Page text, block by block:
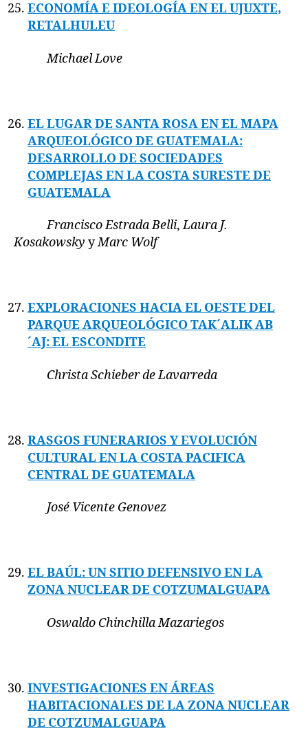
ECONOMÍA E IDEOLOGÍA EN EL UJUXTE,
RETALHULEU
Michael Love
EL LUGAR DE SANTA ROSA EN EL MAPA
ARQUEOLÓGICO DE GUATEMALA:
DESARROLLO DE SOCIEDADES
COMPLEJAS EN LA COSTA SURESTE DE
GUATEMALA
Francisco Estrada Belli,Laura J.
Kosakowsky yMarc Wolf
EXPLORACIONES HACIA EL OESTE DEL
PARQUE ARQUEOLÓGICO TAK´ALIK AB
´AJ: EL ESCONDITE
Christa Schieber de Lavarreda
RASGOS FUNERARIOS Y EVOLUCIÓN
CULTURAL EN LA COSTA PACIFICA
CENTRAL DE GUATEMALA
José Vicente Genovez
EL BAÚL: UN SITIO DEFENSIVO EN LA
ZONA NUCLEAR DE COTZUMALGUAPA
Oswaldo Chinchilla Mazariegos
INVESTIGACIONES EN ÁREAS
HABITACIONALES DE LA ZONA NUCLEAR
DE COTZUMALGUAPA